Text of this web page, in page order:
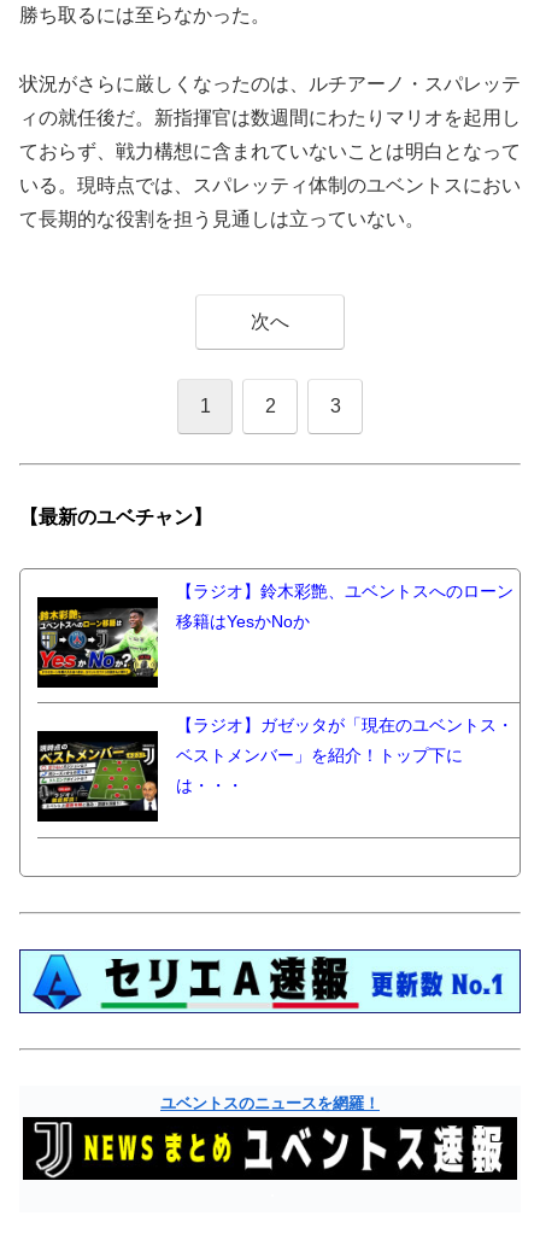
勝ち取るには至らなかった。
状況がさらに厳しくなったのは、ルチアーノ・スパレッテ
ィの就任後だ。新指揮官は数週間にわたりマリオを起用し
ておらず、戦力構想に含まれていないことは明白となって
いる。現時点では、スパレッティ体制のユベントスにおい
て長期的な役割を担う見通しは立っていない。
次へ
1 2 3
【最新のユベチャン】
【ラジオ】鈴木彩艶、ユベントスへのローン
移籍はYesかNoか
【ラジオ】ガゼッタが「現在のユベントス・
ベストメンバー」を紹介！トップ下に
は・・・
ユベントスのニュースを網羅！